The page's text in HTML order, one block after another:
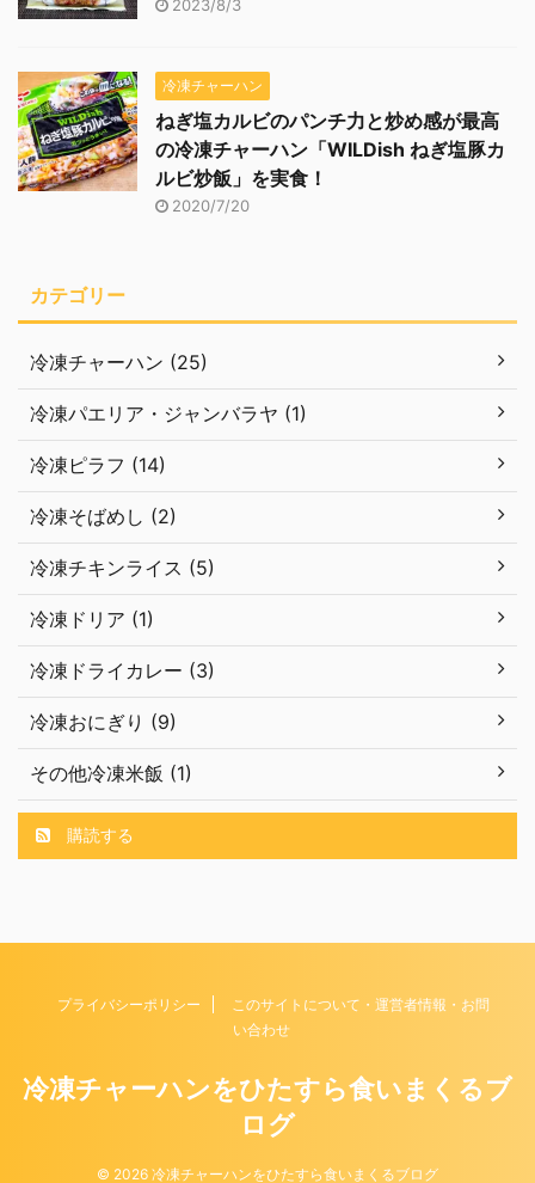
2023/8/3
冷凍チャーハン
ねぎ塩カルビのパンチ力と炒め感が最高
の冷凍チャーハン「WILDish ねぎ塩豚カ
ルビ炒飯」を実食！
2020/7/20
カテゴリー
冷凍チャーハン (25)
冷凍パエリア・ジャンバラヤ (1)
冷凍ピラフ (14)
冷凍そばめし (2)
冷凍チキンライス (5)
冷凍ドリア (1)
冷凍ドライカレー (3)
冷凍おにぎり (9)
その他冷凍米飯 (1)
購読する
プライバシーポリシー
このサイトについて・運営者情報・お問
い合わせ
冷凍チャーハンをひたすら食いまくるブ
ログ
© 2026 冷凍チャーハンをひたすら食いまくるブログ